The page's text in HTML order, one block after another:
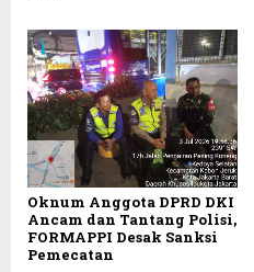
Oknum Anggota DPRD DKI
Ancam dan Tantang Polisi,
FORMAPPI Desak Sanksi
Pemecatan